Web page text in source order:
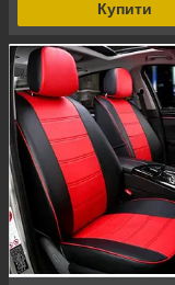
Купити